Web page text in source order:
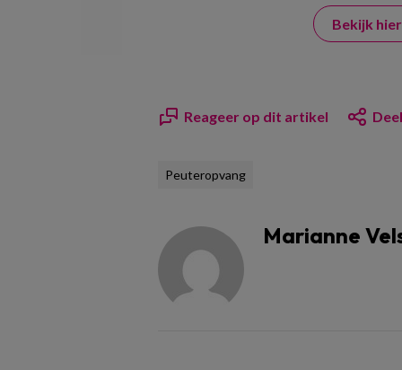
Bekijk
Reageer op dit artikel
Peuteropvang
Marianne